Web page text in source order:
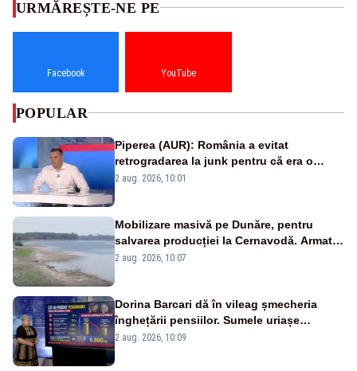
URMĂREȘTE-NE PE
Facebook YouTube
POPULAR
Piperea (AUR): România a evitat
retrogradarea la junk pentru că era o
catastrofă pentru bănci și fondurile de
2 aug. 2026, 10:01
Mobilizare masivă pe Dunăre, pentru
salvarea producției la Cernavodă. Armata
va detona o stâncă și va devia apa
2 aug. 2026, 10:07
Dorina Barcari dă în vileag șmecheria
înghețării pensiilor. Sumele uriașe
pierdute de fiecare român
2 aug. 2026, 10:09